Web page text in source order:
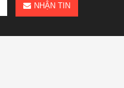
NHẬN TIN